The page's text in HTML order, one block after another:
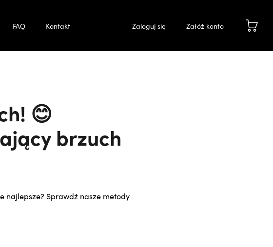
FAQ Kontakt Zaloguj się Załóż konto
😊
brzuch
najlepsze? Sprawdź nasze metody